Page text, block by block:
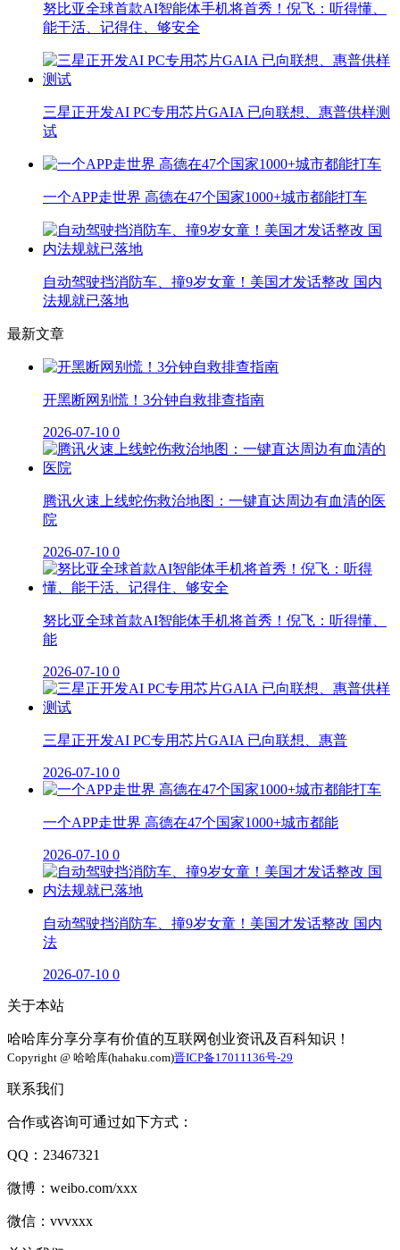
努比亚全球首款AI智能体手机将首秀！倪飞：听得懂、
能干活、记得住、够安全
三星正开发AI PC专用芯片GAIA 已向联想、惠普供样测
试
一个APP走世界 高德在47个国家1000+城市都能打车
自动驾驶挡消防车、撞9岁女童！美国才发话整改 国内
法规就已落地
最新文章
开黑断网别慌！3分钟自救排查指南
2026-07-10 0
腾讯火速上线蛇伤救治地图：一键直达周边有血清的医
院
2026-07-10 0
努比亚全球首款AI智能体手机将首秀！倪飞：听得懂、
能
2026-07-10 0
三星正开发AI PC专用芯片GAIA 已向联想、惠普
2026-07-10 0
一个APP走世界 高德在47个国家1000+城市都能
2026-07-10 0
自动驾驶挡消防车、撞9岁女童！美国才发话整改 国内
法
2026-07-10 0
关于本站
哈哈库分享分享有价值的互联网创业资讯及百科知识！
Copyright @ 哈哈库(hahaku.com)晋ICP备17011136号-29
联系我们
合作或咨询可通过如下方式：
QQ：23467321
微博：weibo.com/xxx
微信：vvvxxx